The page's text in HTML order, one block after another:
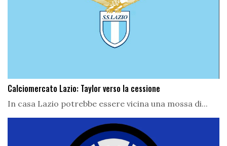
Calciomercato Lazio: Taylor verso la cessione
In casa Lazio potrebbe essere vicina una mossa di...